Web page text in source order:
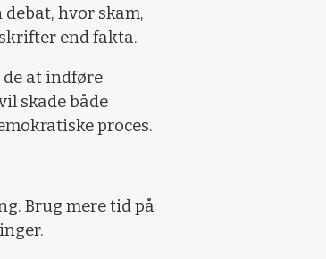
hvor skam,
end fakta.
at indføre
skade både
proces.
Brug mere tid på